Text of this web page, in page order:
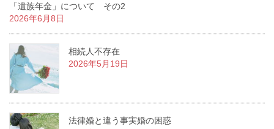
「遺族年金」について その2
2026年6月8日
相続人不存在
2026年5月19日
法律婚と違う事実婚の困惑